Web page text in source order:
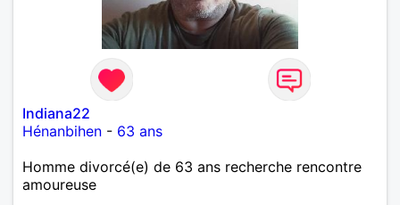
Indiana22
Hénanbihen - 63 ans
Homme divorcé(e) de 63 ans recherche rencontre
amoureuse